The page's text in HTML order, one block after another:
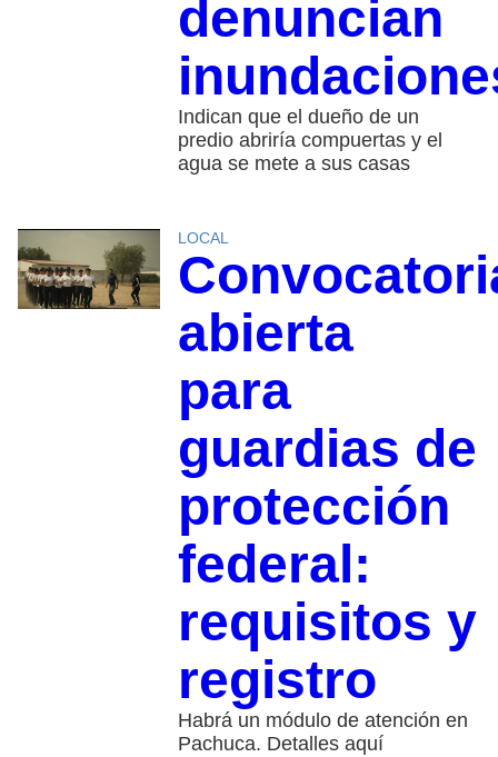
denuncian
Indican que el dueño de un
predio abriría compuertas y el
agua se mete a sus casas
LOCAL
abierta
para
guardias de
protección
federal:
requisitos y
registro
Habrá un módulo de atención en
Pachuca. Detalles aquí